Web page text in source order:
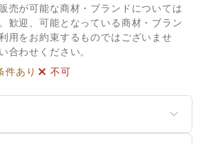
売が可能な商材・ブランドについては
歓迎、可能となっている商材・ブラン
用をお約束するものではございませ
合わせください。
件あり 不可